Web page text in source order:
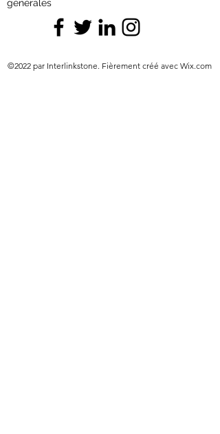
générales
©2022 par Interlinkstone. Fièrement créé avec Wix.com